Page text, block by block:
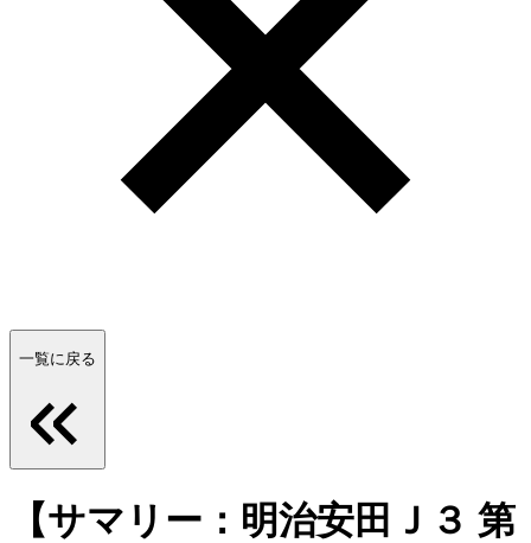
一覧に戻る
【サマリー：明治安田Ｊ３ 第